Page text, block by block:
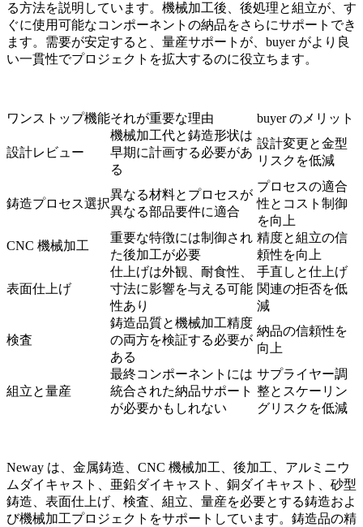
る方法を説明しています。機械加工後、 後処理と組立が、す
ぐに使用可能なコンポーネントの納品をさらにサポートでき
ます。需要が安定すると、 量産サポートが、buyer がより良
い一貫性でプロジェクトを拡大するのに役立ちます。
ワンストップ機能それが重要な理由 buyer のメリット
設計レビュー
機械加工代と鋳造形状は
早期に計画する必要があ
る
設計変更と金型
リスクを低減
鋳造プロセス選択
異なる材料とプロセスが
異なる部品要件に適合
プロセスの適合
性とコスト制御
を向上
CNC 機械加工
重要な特徴には制御され
た後加工が必要
精度と組立の信
頼性を向上
表面仕上げ
仕上げは外観、耐食性、
寸法に影響を与える可能
性あり
手直しと仕上げ
関連の拒否を低
減
検査
鋳造品質と機械加工精度
の両方を検証する必要が
ある
納品の信頼性を
向上
組立と量産
最終コンポーネントには
統合された納品サポート
が必要かもしれない
サプライヤー調
整とスケーリン
グリスクを低減
Neway は、金属鋳造、CNC 機械加工、後加工、アルミニウ
ムダイキャスト、亜鉛ダイキャスト、銅ダイキャスト、砂型
鋳造、表面仕上げ、検査、組立、量産を必要とする鋳造およ
び機械加工プロジェクトをサポートしています。 鋳造品の精